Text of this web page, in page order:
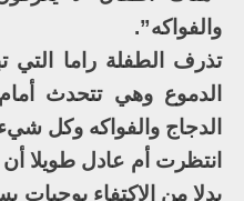
والفواكه”.
تذرف الطفلة راما
الدموع وهي تتحدث
الدجاج والفواكه وكل
انتظرت أم عادل طويلا أن
بدلا من الاكتفاء بوجبات